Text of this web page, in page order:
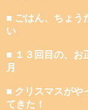
■ ごはん、ちょう
い
■ １３回目の、お
月
■ クリスマスがや
てきた！